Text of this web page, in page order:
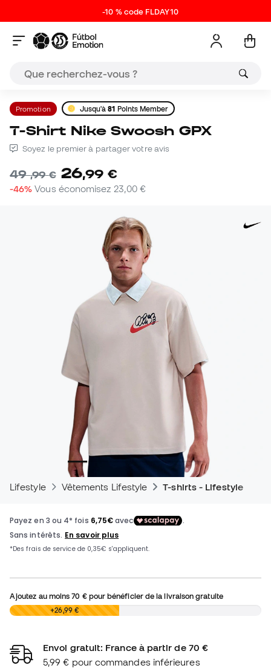
-10 % code FLDAY10
Promotion Jusqu'à81 Points Member
T-Shirt Nike Swoosh GPX
Soyez le premier à partager votre avis
49,99 € 26,99 €
-46% Vous économisez 23,00 €
Lifestyle Vêtements Lifestyle T-shirts - Lifestyle
Ajoutez au moins70 €pour bénéficier de la livraison gratuite
0,00 € +26,99 €
Envoi gratuit: France à partir de 70 €
5,99 € pour commandes inférieures